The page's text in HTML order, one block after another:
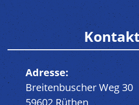
Adresse:
Breitenbuscher Weg 30
59602 Rüthen